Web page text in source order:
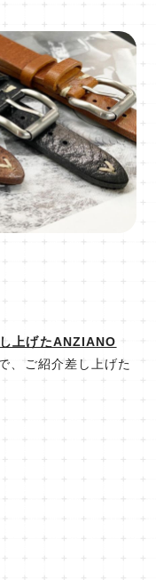
上げたANZIANO
、ご紹介差し上げた